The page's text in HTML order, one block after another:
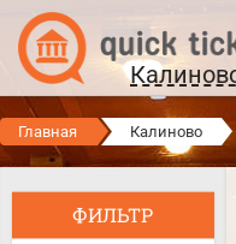
Главная Калиново
ФИЛЬТР